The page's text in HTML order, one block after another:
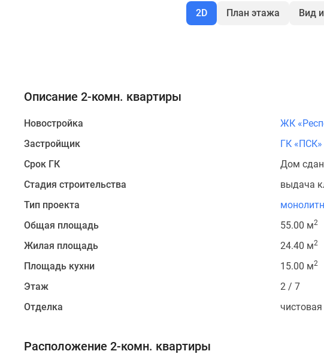
2D План этажа Вид
Описание 2-комн. квартиры
Новостройка
ЖК
Застройщик
ГК «ПСК»
Срок ГК
Дом сдан
Стадия строительства
выдача
Тип проекта
Общая площадь
55.00 м2
Жилая площадь 24.40 м2
Площадь кухни 15.00 м2
Этаж
2 / 7
Отделка
чистовая
Расположение 2-комн. квартиры